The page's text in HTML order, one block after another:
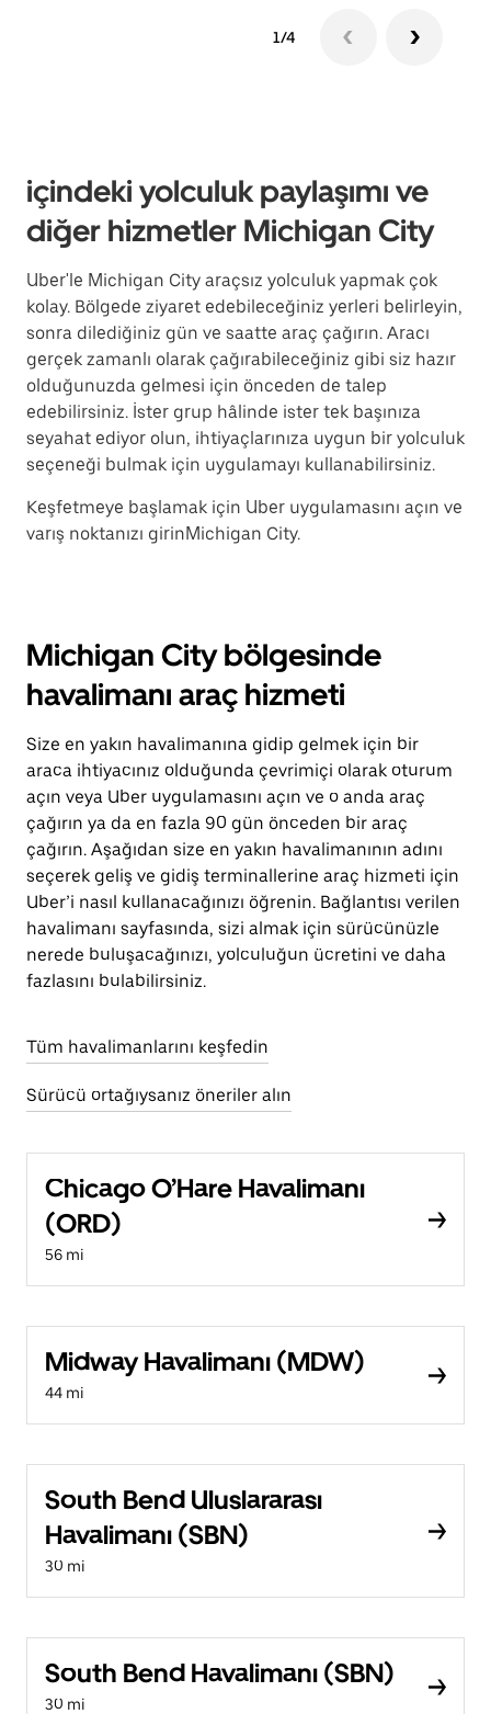
1/4
içindeki yolculuk paylaşımı ve
diğer hizmetler Michigan City
Uber'le Michigan City araçsız yolculuk yapmak çok
kolay. Bölgede ziyaret edebileceğiniz yerleri belirleyin,
sonra dilediğiniz gün ve saatte araç çağırın. Aracı
gerçek zamanlı olarak çağırabileceğiniz gibi siz hazır
olduğunuzda gelmesi için önceden de talep
edebilirsiniz. İster grup hâlinde ister tek başınıza
seyahat ediyor olun, ihtiyaçlarınıza uygun bir yolculuk
seçeneği bulmak için uygulamayı kullanabilirsiniz.
Keşfetmeye başlamak için Uber uygulamasını açın ve
varış noktanızı girinMichigan City.
Michigan City bölgesinde
havalimanı araç hizmeti
Size en yakın havalimanına gidip gelmek için bir
araca ihtiyacınız olduğunda çevrimiçi olarak oturum
açın veya Uber uygulamasını açın ve o anda araç
çağırın ya da en fazla 90 gün önceden bir araç
çağırın. Aşağıdan size en yakın havalimanının adını
seçerek geliş ve gidiş terminallerine araç hizmeti için
Uber’i nasıl kullanacağınızı öğrenin. Bağlantısı verilen
havalimanı sayfasında, sizi almak için sürücünüzle
nerede buluşacağınızı, yolculuğun ücretini ve daha
fazlasını bulabilirsiniz.
Tüm havalimanlarını keşfedin
Sürücü ortağıysanız öneriler alın
Chicago O’Hare Havalimanı
(ORD)
56 mi
Midway Havalimanı (MDW)
44 mi
South Bend Uluslararası
Havalimanı (SBN)
30 mi
South Bend Havalimanı (SBN)
30 mi